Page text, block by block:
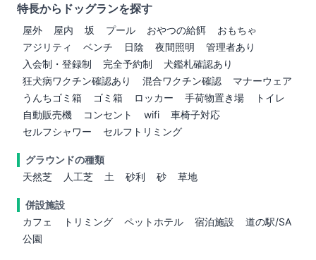
特長からドッグランを探す
屋外 屋内 坂 プール おやつの給餌
おもちゃ
アジリティ
ベンチ 日陰 夜間照明
管理者あり
入会制・登録制
完全予約制
犬鑑札確認あり
狂犬病ワクチン確認あり
混合ワクチン確認
マナーウェア
うんちゴミ箱
ゴミ箱 ロッカー 手荷物置き場
トイレ
自動販売機
コンセント wifi
車椅子対応
セルフシャワー
セルフトリミング
グラウンドの種類
天然芝
人工芝 土 砂利 砂 草地
併設施設
カフェ
トリミング ペットホテル 宿泊施設
道の駅/SA
公園